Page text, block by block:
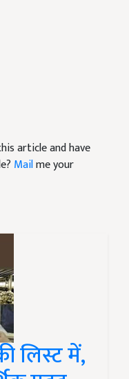
article and have
Mailme your
लिस्ट में,